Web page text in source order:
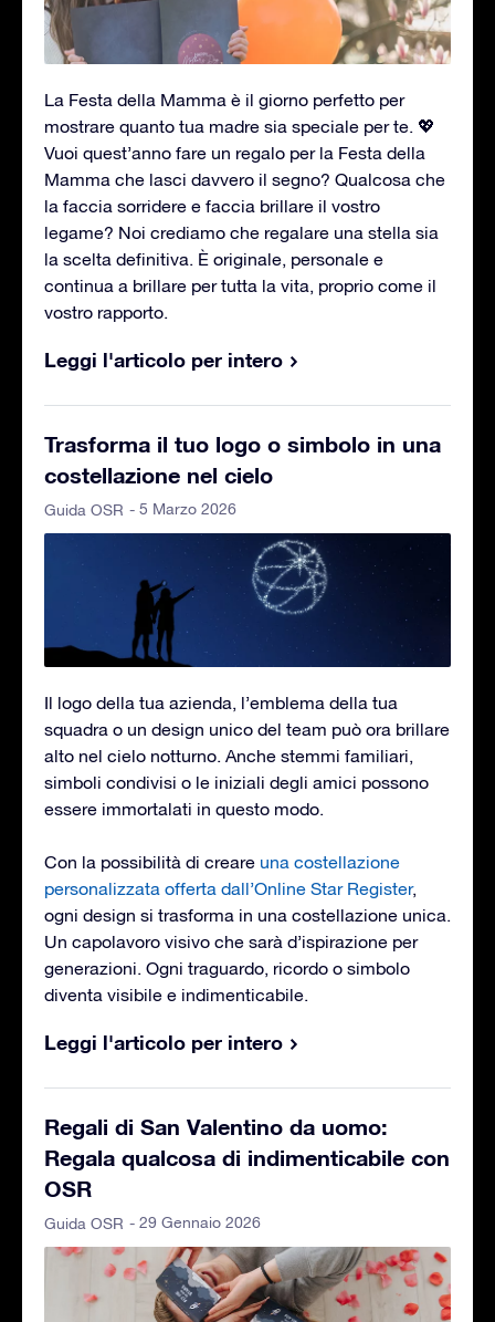
La Festa della Mamma è il giorno perfetto per
mostrare quanto tua madre sia speciale per te. 💖
Vuoi quest’anno fare un regalo per la Festa della
Mamma che lasci davvero il segno? Qualcosa che
la faccia sorridere e faccia brillare il vostro
legame? Noi crediamo che regalare una stella sia
la scelta definitiva. È originale, personale e
continua a brillare per tutta la vita, proprio come il
vostro rapporto.
Leggi l'articolo per intero
Trasforma il tuo logo o simbolo in una
costellazione nel cielo
Guida OSR - 5 Marzo 2026
Il logo della tua azienda, l’emblema della tua
squadra o un design unico del team può ora brillare
alto nel cielo notturno. Anche stemmi familiari,
simboli condivisi o le iniziali degli amici possono
essere immortalati in questo modo.
Con la possibilità di creare una costellazione
personalizzata offerta dall’Online Star Register,
ogni design si trasforma in una costellazione unica.
Un capolavoro visivo che sarà d’ispirazione per
generazioni. Ogni traguardo, ricordo o simbolo
diventa visibile e indimenticabile.
Leggi l'articolo per intero
Regali di San Valentino da uomo:
Regala qualcosa di indimenticabile con
OSR
Guida OSR - 29 Gennaio 2026